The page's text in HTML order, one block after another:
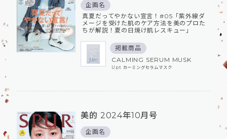
企画名
真夏だってやかない宣言！#05「紫外線ダ
メージを受けた肌のケア方法を美のプロた
ちが解説！夏の日焼け肌レスキュー」
掲載商品
CALMING SERUM MUSK
Upt カーミングセラムマスク
美的 2024年10月号
企画名